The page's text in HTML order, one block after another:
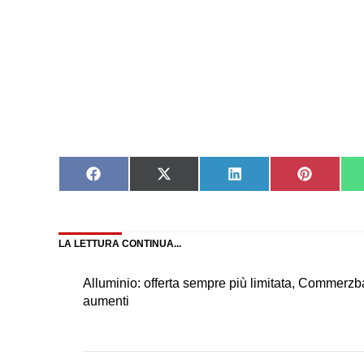
Share
on
Share
on
Share
on
Share
on
LA LETTURA CONTINUA...
Alluminio: offerta sempre più limitata,
aumenti